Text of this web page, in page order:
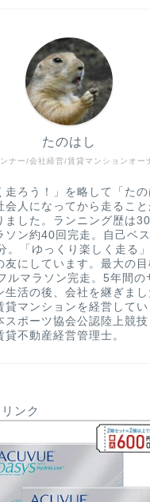
ナー/会社経営/賃貸マンションオー
たのはし
走ろう！」を略して「たの
会人になってから走ること
ました。ランニング歴は30
ソン約40回完走。自己ベ
。「ゆっくり楽しく走る
友にしています。最大の目
ルマラソン完走。5年間の
生活の後、会社を継ぎまし
貸マンションを経営してい
スポーツ協会公認陸上競技
貸不動産経営管理士。
ンク